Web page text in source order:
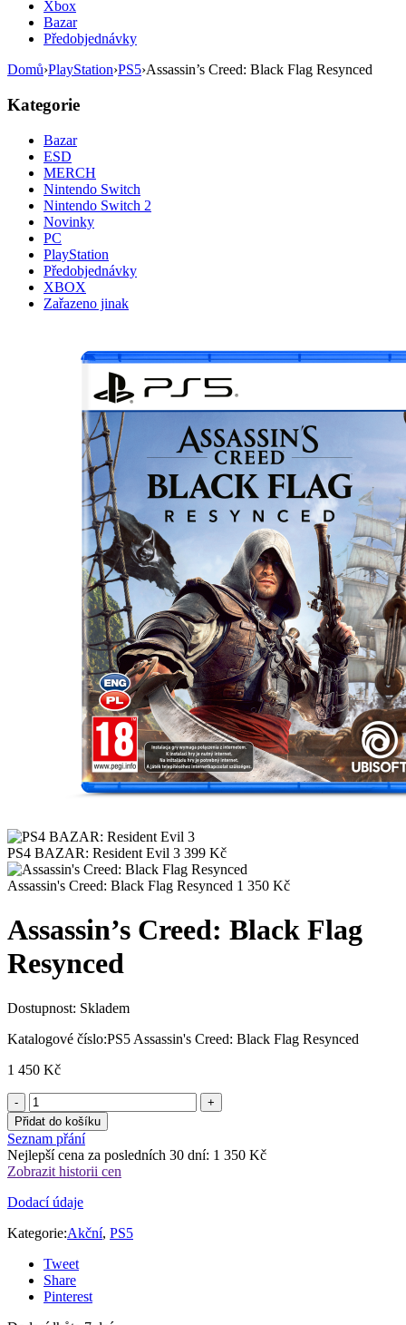
Xbox
Bazar
Předobjednávky
Domů›PlayStation›PS5›Assassin’s Creed: Black Flag Resynced
Kategorie
Bazar
ESD
MERCH
Nintendo Switch
Nintendo Switch 2
Novinky
PC
PlayStation
Předobjednávky
XBOX
Zařazeno jinak
PS4 BAZAR: Resident Evil 3 399 Kč
Assassin's Creed: Black Flag Resynced 1 350 Kč
Assassin’s Creed: Black Flag
Resynced
Dostupnost: Skladem
Katalogové číslo:PS5 Assassin's Creed: Black Flag Resynced
1 450 Kč
Přidat do košíku
Seznam přání
Nejlepší cena za posledních 30 dní: 1 350 Kč
Zobrazit historii cen
Dodací údaje
Kategorie:Akční, PS5
Tweet
Share
Pinterest